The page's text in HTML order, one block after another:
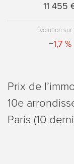
11 455
Évolution sur
−1,7 %
Prix de
10e
Paris (10